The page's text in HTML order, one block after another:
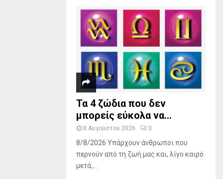
Τα 4 ζώδια που δεν
μπορείς εύκολα να...
8 Αυγούστου 2026 0
8/8/2026 Υπάρχουν άνθρωποι που
περνούν από τη ζωή μας και, λίγο καιρό
μετά,...